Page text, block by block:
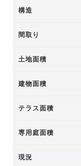
構造
間取り
土地面積
建物面積
テラス面積
専用庭面積
現況